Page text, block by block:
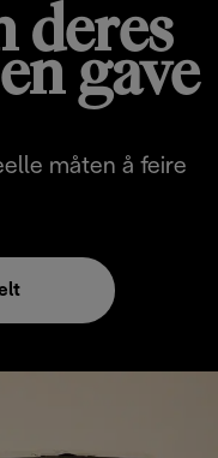
deres
gave
måten å feire